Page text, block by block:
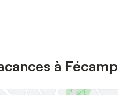
à Fécamp